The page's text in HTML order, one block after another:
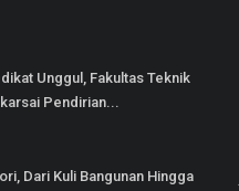
Unggul, Fakultas Teknik
Pendirian...
Dari Kuli Bangunan Hingga